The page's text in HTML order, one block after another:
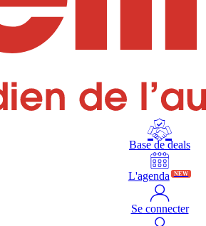
Base de deals
L'agenda NEW
Se connecter